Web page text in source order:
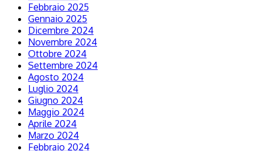
Febbraio 2025
Gennaio 2025
Dicembre 2024
Novembre 2024
Ottobre 2024
Settembre 2024
Agosto 2024
Luglio 2024
Giugno 2024
Maggio 2024
Aprile 2024
Marzo 2024
Febbraio 2024